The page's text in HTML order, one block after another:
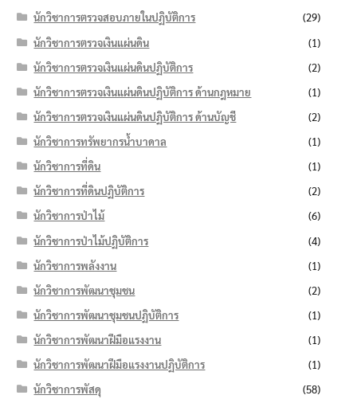
นักวิชาการตรวจสอบภายในปฏิบัติการ
(29)
นักวิชาการตรวจเงินแผ่นดิน
(1)
นักวิชาการตรวจเงินแผ่นดินปฏิบัติการ
(2)
นักวิชาการตรวจเงินแผ่นดินปฏิบัติการ ด้านกฎหมาย
(1)
นักวิชาการตรวจเงินแผ่นดินปฏิบัติการ ด้านบัญชี
(2)
นักวิชาการทรัพยากรน้ำบาดาล
(1)
นักวิชาการที่ดิน
(1)
นักวิชาการที่ดินปฏิบัติการ
(2)
นักวิชาการป่าไม้
(6)
นักวิชาการป่าไม้ปฏิบัติการ
(4)
นักวิชาการพลังงาน
(1)
นักวิชาการพัฒนาชุมชน
(2)
นักวิชาการพัฒนาชุมชนปฏิบัติการ
(1)
นักวิชาการพัฒนาฝีมือแรงงาน
(1)
นักวิชาการพัฒนาฝีมือแรงงานปฏิบัติการ
(1)
นักวิชาการพัสดุ
(58)